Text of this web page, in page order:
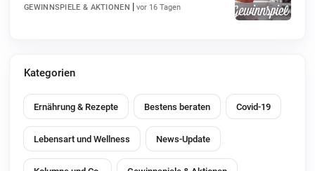
GEWINNSPIELE & AKTIONEN | vor 16 Tagen
Kategorien
Ernährung & Rezepte Bestens beraten Covid-19
Lebensart und Wellness News-Update